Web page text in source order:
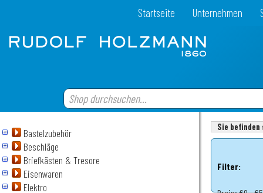
Startseite Unternehmen
Bastelzubehör
Beschläge
Briefkästen & Tresore
Eisenwaren
Elektro
Sie
Filter: